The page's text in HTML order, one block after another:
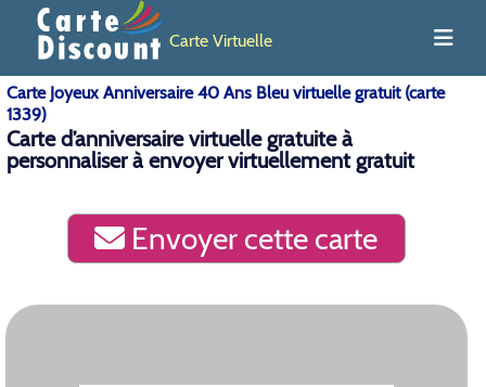
Carte Virtuelle
Carte Joyeux Anniversaire 40 Ans Bleu virtuelle gratuit (carte
1339)
Carte d’anniversaire virtuelle gratuite à
personnaliser à envoyer virtuellement gratuit
Envoyer cette carte